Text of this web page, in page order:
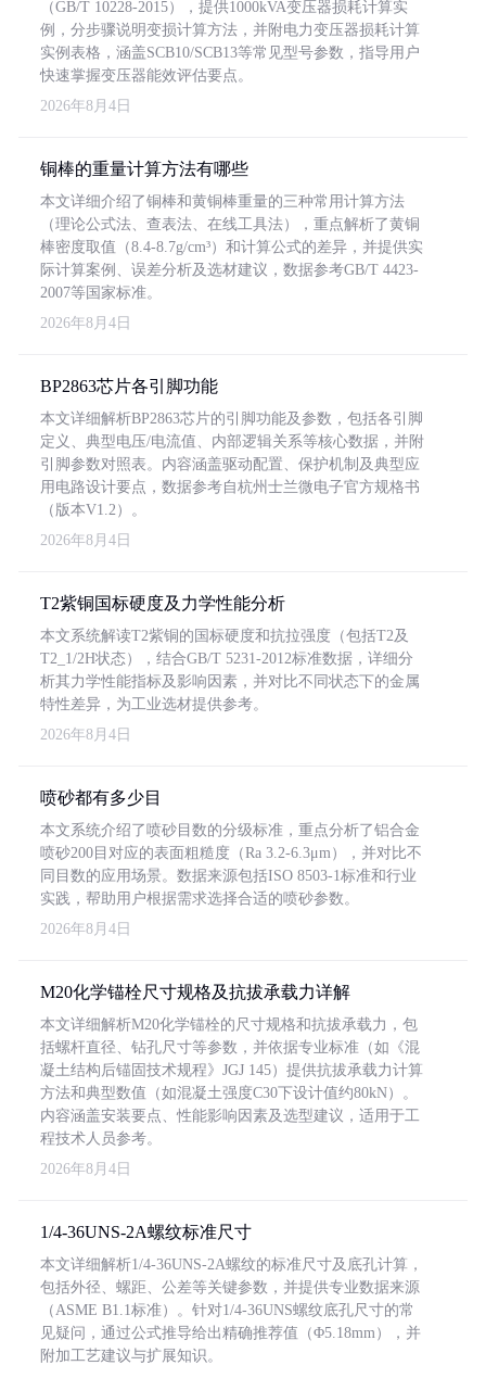
（GB/T 10228-2015），提供1000kVA变压器损耗计算实
例，分步骤说明变损计算方法，并附电力变压器损耗计算
实例表格，涵盖SCB10/SCB13等常见型号参数，指导用户
快速掌握变压器能效评估要点。
2026年8月4日
铜棒的重量计算方法有哪些
本文详细介绍了铜棒和黄铜棒重量的三种常用计算方法
（理论公式法、查表法、在线工具法），重点解析了黄铜
棒密度取值（8.4-8.7g/cm³）和计算公式的差异，并提供实
际计算案例、误差分析及选材建议，数据参考GB/T 4423-
2007等国家标准。
2026年8月4日
BP2863芯片各引脚功能
本文详细解析BP2863芯片的引脚功能及参数，包括各引脚
定义、典型电压/电流值、内部逻辑关系等核心数据，并附
引脚参数对照表。内容涵盖驱动配置、保护机制及典型应
用电路设计要点，数据参考自杭州士兰微电子官方规格书
（版本V1.2）。
2026年8月4日
T2紫铜国标硬度及力学性能分析
本文系统解读T2紫铜的国标硬度和抗拉强度（包括T2及
T2_1/2H状态），结合GB/T 5231-2012标准数据，详细分
析其力学性能指标及影响因素，并对比不同状态下的金属
特性差异，为工业选材提供参考。
2026年8月4日
喷砂都有多少目
本文系统介绍了喷砂目数的分级标准，重点分析了铝合金
喷砂200目对应的表面粗糙度（Ra 3.2-6.3μm），并对比不
同目数的应用场景。数据来源包括ISO 8503-1标准和行业
实践，帮助用户根据需求选择合适的喷砂参数。
2026年8月4日
M20化学锚栓尺寸规格及抗拔承载力详解
本文详细解析M20化学锚栓的尺寸规格和抗拔承载力，包
括螺杆直径、钻孔尺寸等参数，并依据专业标准（如《混
凝土结构后锚固技术规程》JGJ 145）提供抗拔承载力计算
方法和典型数值（如混凝土强度C30下设计值约80kN）。
内容涵盖安装要点、性能影响因素及选型建议，适用于工
程技术人员参考。
2026年8月4日
1/4-36UNS-2A螺纹标准尺寸
本文详细解析1/4-36UNS-2A螺纹的标准尺寸及底孔计算，
包括外径、螺距、公差等关键参数，并提供专业数据来源
（ASME B1.1标准）。针对1/4-36UNS螺纹底孔尺寸的常
见疑问，通过公式推导给出精确推荐值（Φ5.18mm），并
附加工艺建议与扩展知识。